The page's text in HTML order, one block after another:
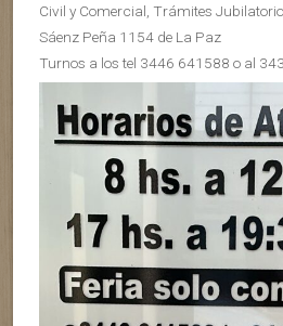
Civil y Comercial, Trámites
Sáenz Peña 1154 de La Paz
Turnos a los tel 3446 641588 o al